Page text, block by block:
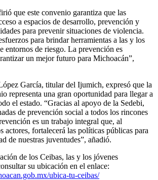
que este convenio garantiza que las
a espacios de desarrollo, prevención y
para prevenir situaciones de violencia.
para brindar herramientas a las y los
entornos de riesgo. La prevención es
un mejor futuro para Michoacán”,
García, titular del Ijumich, expresó que la
representa una gran oportunidad para llegar a
el estado. “Gracias al apoyo de la Sedebi,
de prevención social a todos los rincones
es un trabajo integral que, al
actores, fortalecerá las políticas públicas para
de nuestras juventudes”, añadió.
de los Ceibas, las y los jóvenes
su ubicación en el enlace:
ubica-tu-ceibas/